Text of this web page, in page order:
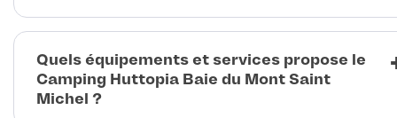
Quels équipements et services propose le
Camping Huttopia Baie du Mont Saint
Michel ?